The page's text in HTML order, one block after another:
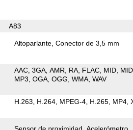
A83
Altoparlante Conector de 3,5 mm
AAC 3GA AMR RA FLAC MID
MP3 OGA OGG WMA WAV
H.263 H.264 MPEG-4 H.265 MP4
Sensor de proximidad Acelerómetro